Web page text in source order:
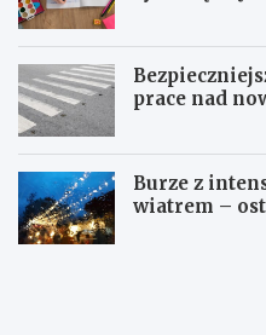
prace nad
Burze z
wiatrem –
O
S